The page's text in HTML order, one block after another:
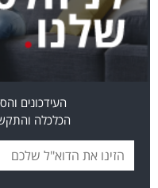
העידכונים
הכלכלה